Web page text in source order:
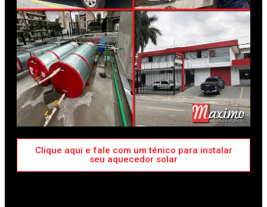
Clique aqui e fale com um ténico para instalar
seu aquecedor solar